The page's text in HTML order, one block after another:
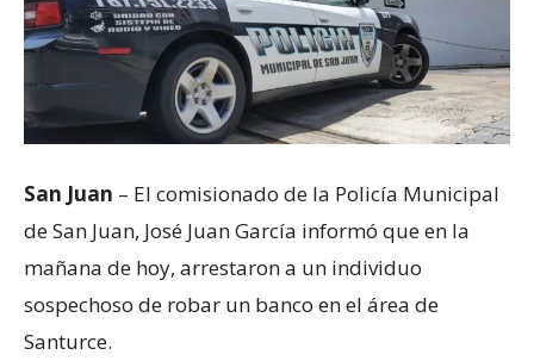
San Juan – El comisionado de la Policía Municipal
de San Juan, José Juan García informó que en la
mañana de hoy, arrestaron a un individuo
sospechoso de robar un banco en el área de
Santurce.